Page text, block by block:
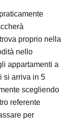
proprio nella
nello
appartamenti a
si arriva in 5
scegliendo
referente
per